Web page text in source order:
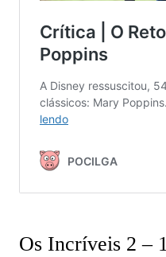
Os Incríveis 2 –